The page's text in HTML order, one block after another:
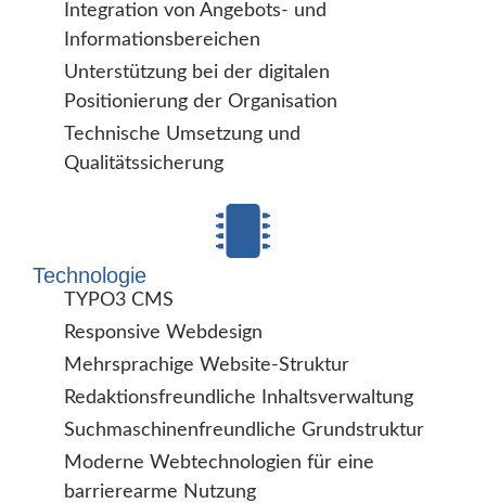
Integration von Angebots- und
Informationsbereichen
Unterstützung bei der digitalen
Positionierung der Organisation
Technische Umsetzung und
Qualitätssicherung
Technologie
TYPO3 CMS
Responsive Webdesign
Mehrsprachige Website-Struktur
Redaktionsfreundliche Inhaltsverwaltung
Suchmaschinenfreundliche Grundstruktur
Moderne Webtechnologien für eine
barrierearme Nutzung